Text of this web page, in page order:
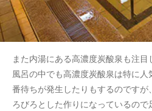
また内湯にある高濃度炭酸泉も注
風呂の中でも高濃度炭酸泉は特に
番待ちが発生したりもするのです
ろびろとした作りになっているの